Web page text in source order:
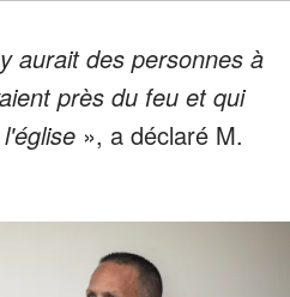
aurait des personnes à
près du feu et qui
», a déclaré M.